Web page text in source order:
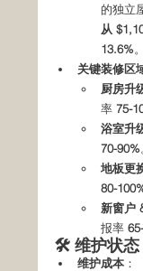
的独立
从
13.6%。
关键装修区
厨房升
率 75-
浴室升
70-90%
地板更
80-
新窗户
报率
🛠️ 维护状态
维护成本 ：